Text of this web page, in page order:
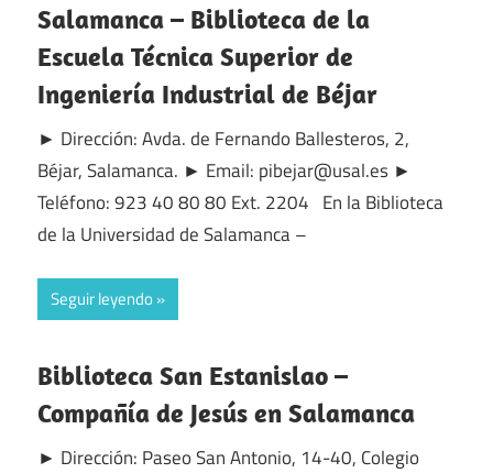
Salamanca – Biblioteca de la
Escuela Técnica Superior de
Ingeniería Industrial de Béjar
► Dirección: Avda. de Fernando Ballesteros, 2,
Béjar, Salamanca. ► Email: pibejar@usal.es ►
Teléfono: 923 40 80 80 Ext. 2204 En la Biblioteca
de la Universidad de Salamanca –
Seguir leyendo
Biblioteca San Estanislao –
Compañía de Jesús en Salamanca
► Dirección: Paseo San Antonio, 14-40, Colegio